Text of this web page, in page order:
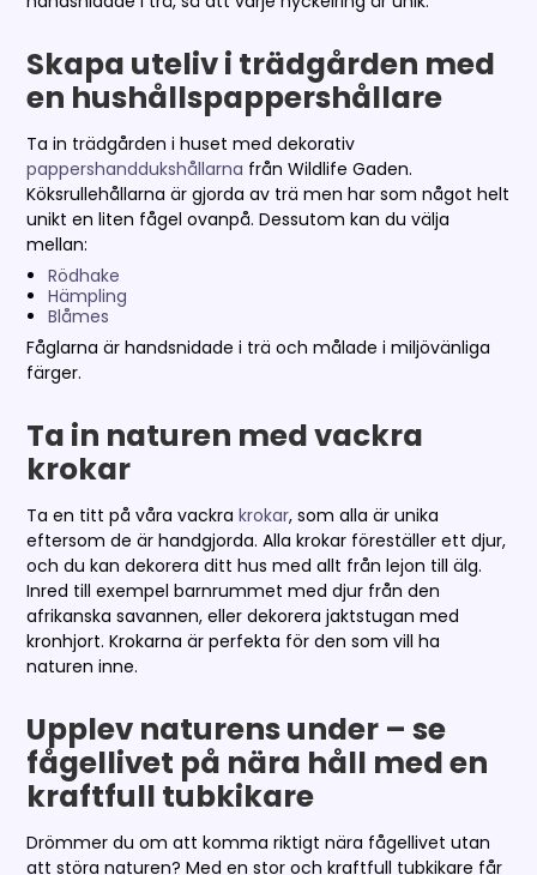
Skapa uteliv i trädgården med
en hushållspappershållare
Ta in trädgården i huset med dekorativ
pappershanddukshållarna från Wildlife Gaden.
Köksrullehållarna är gjorda av trä men har som något helt
unikt en liten fågel ovanpå. Dessutom kan du välja
mellan:
Rödhake
Hämpling
Blåmes
Fåglarna är handsnidade i trä och målade i miljövänliga
färger.
Ta in naturen med vackra
krokar
Ta en titt på våra vackrakrokar, som alla är unika
eftersom de är handgjorda. Alla krokar föreställer ett djur,
och du kan dekorera ditt hus med allt från lejon till älg.
Inred till exempel barnrummet med djur från den
afrikanska savannen, eller dekorera jaktstugan med
kronhjort. Krokarna är perfekta för den som vill ha
naturen inne.
Upplev naturens under – se
fågellivet på nära håll med en
kraftfull tubkikare
Drömmer du om att komma riktigt nära fågellivet utan
att störa naturen? Med en stor och kraftfull tubkikare får